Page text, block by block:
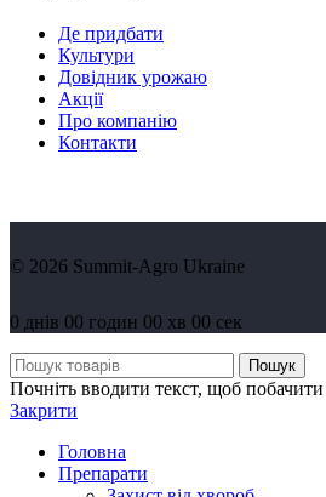
Де придбати
Культури
Довідник урожаю
Акції
Про компанію
Контакти
© 2026 Summit-Agro Ukraine
0 днів 00 годин 00 хв 00 сек
Пошук
Почніть вводити текст, щоб
Закрити
Головна
Препарати